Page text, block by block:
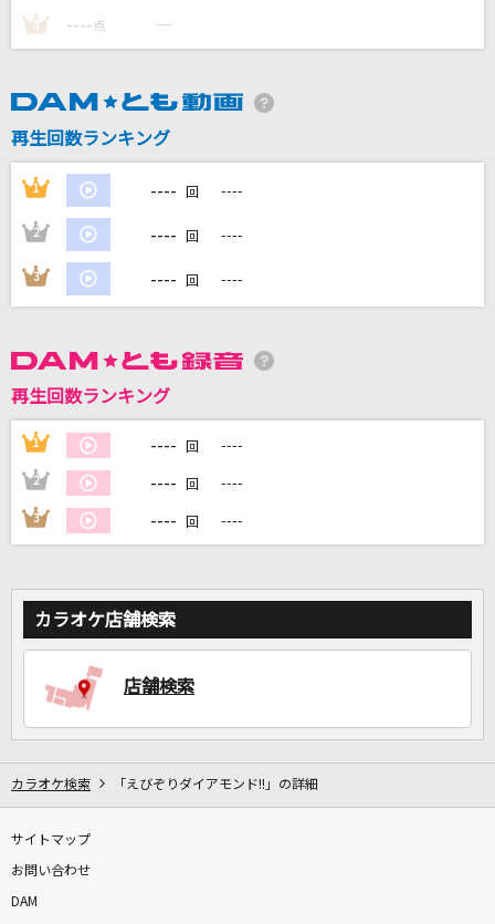
B'z
浜崎あゆみ
コレサワ
もっと見る
DAMに会員登録・ログインして
家族や友達と一緒に！練習にも！
3 ---- 点 ----
再生回数ランキング
1 ---- 回 ----
2 ---- 回 ----
3 ---- 回 ----
再生回数ランキング
1 ---- 回 ----
2 ---- 回 ----
3 ---- 回 ----
カラオケ店舗検索
店舗検索
カラオケ検索 「えびぞりダイアモンド!!」の詳細
サイトマップ
お問い合わせ
DAM